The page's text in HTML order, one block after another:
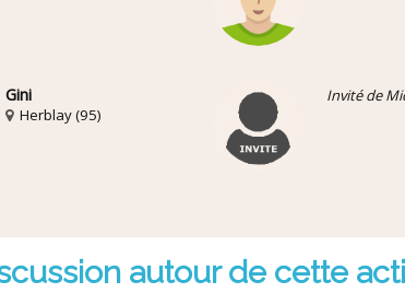
Gini
Herblay (95)
Invité de
autour de cette